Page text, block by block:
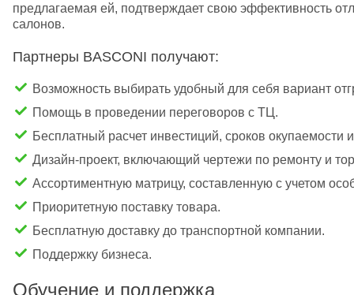
предлагаемая ей, подтверждает свою эффективность
салонов.
Партнеры BASCONI получают:
Возможность выбирать удобный для себя вариант
Помощь в проведении переговоров с ТЦ.
Бесплатный расчет инвестиций, сроков окупаемости
Дизайн-проект, включающий чертежи по ремонту и
Ассортиментную матрицу, составленную с учетом
Приоритетную поставку товара.
Бесплатную доставку до транспортной компании.
Поддержку бизнеса.
Обучение и поддержка